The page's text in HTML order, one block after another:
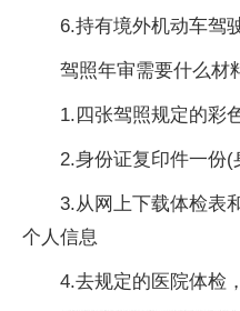
6.持有境外机动车驾
驾照年审需要什么材
1.四张驾照规定的彩
2.身份证复印件一份(
3.从网上下载体检表
个人信息
4.去规定的医院体检